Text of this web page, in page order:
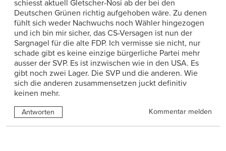
schiesst aktuell Gletscher-Nosi ab der bei den
Deutschen Grünen richtig aufgehoben wäre. Zu denen
fühlt sich weder Nachwuchs noch Wähler hingezogen
und ich bin mir sicher, das CS-Versagen ist nun der
Sargnagel für die alte FDP. Ich vermisse sie nicht, nur
schade gibt es keine einzige bürgerliche Partei mehr
ausser der SVP. Es ist inzwischen wie in den USA. Es
gibt noch zwei Lager. Die SVP und die anderen. Wie
sich die anderen zusammensetzen juckt definitiv
keinen mehr.
Antworten Kommentar melden